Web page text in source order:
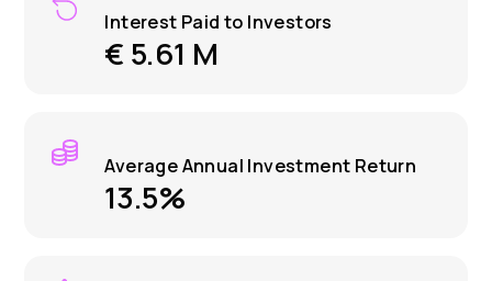
Interest Paid to Investors
€ 5.61 M
Average Annual Investment Return
13.5%